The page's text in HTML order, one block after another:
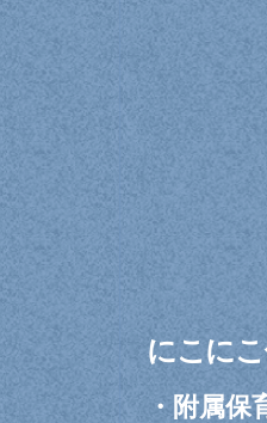
にこに
・ 附属保